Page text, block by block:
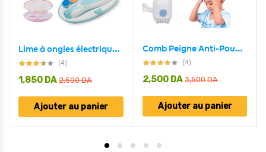
Lime à ongles électrique pour bébé
(4)
2,500DA
1,850 DA
Ajouter au panier
Comb Peigne Anti-Poux Électrique et Nettoyeur Cheveux
(4)
3,500DA
2,500 DA
Ajouter au panier